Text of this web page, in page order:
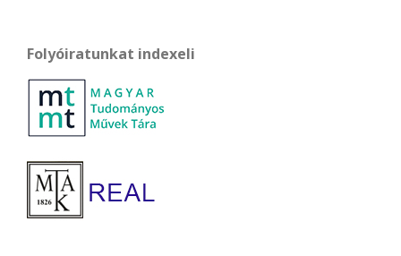
Folyóiratunkat indexeli